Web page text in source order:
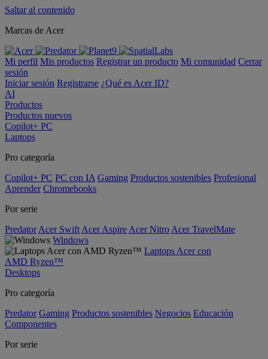
Saltar al contenido
Marcas de Acer
Mi perfil Mis productos Registrar un producto Mi comunidad Cerrar
sesión
Iniciar sesión Registrarse ¿Qué es Acer ID?
AI
Productos
Productos nuevos
Copilot+ PC
Laptops
Pro categoría
Copilot+ PC PC con IA Gaming Productos sostenibles Profesional
Aprender Chromebooks
Por serie
Predator Acer Swift Acer Aspire Acer Nitro Acer TravelMate
Windows
Laptops Acer con
AMD Ryzen™
Desktops
Pro categoría
Predator Gaming Productos sostenibles Negocios Educación
Componentes
Por serie